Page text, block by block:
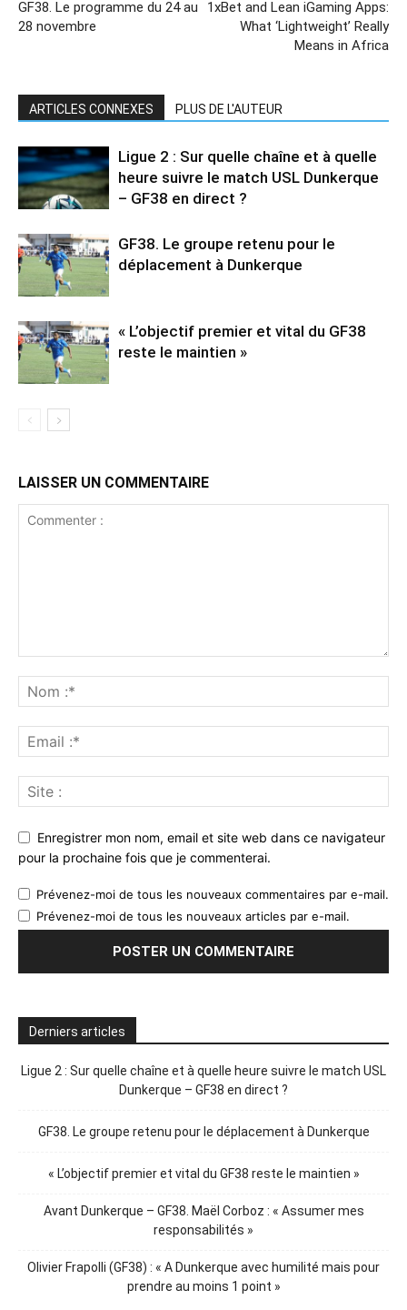
GF38. Le programme du 24 au
28 novembre
1xBet and Lean iGaming Apps:
What ‘Lightweight’ Really
Means in Africa
ARTICLES CONNEXES PLUS DE L'AUTEUR
Ligue 2 : Sur quelle chaîne et à quelle
heure suivre le match USL Dunkerque
– GF38 en direct ?
GF38. Le groupe retenu pour le
déplacement à Dunkerque
« L’objectif premier et vital du GF38
reste le maintien »
LAISSER UN COMMENTAIRE
Enregistrer mon nom, email et site web dans ce navigateur
pour la prochaine fois que je commenterai.
Prévenez-moi de tous les nouveaux commentaires par e-mail.
Prévenez-moi de tous les nouveaux articles par e-mail.
Derniers articles
Ligue 2 : Sur quelle chaîne et à quelle heure suivre le match USL
Dunkerque – GF38 en direct ?
GF38. Le groupe retenu pour le déplacement à Dunkerque
« L’objectif premier et vital du GF38 reste le maintien »
Avant Dunkerque – GF38. Maël Corboz : « Assumer mes
responsabilités »
Olivier Frapolli (GF38) : « A Dunkerque avec humilité mais pour
prendre au moins 1 point »